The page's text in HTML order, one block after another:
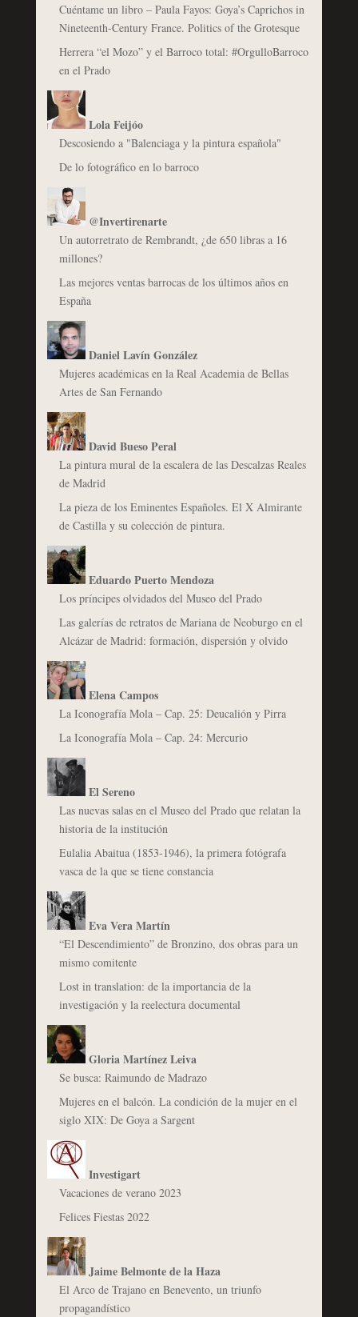
Cuéntame un libro – Paula Fayos: Goya’s Caprichos in
Nineteenth-Century France. Politics of the Grotesque
Herrera “el Mozo” y el Barroco total: #OrgulloBarroco
en el Prado
Lola Feijóo
Descosiendo a "Balenciaga y la pintura española"
De lo fotográfico en lo barroco
@Invertirenarte
Un autorretrato de Rembrandt, ¿de 650 libras a 16
millones?
Las mejores ventas barrocas de los últimos años en
España
Daniel Lavín González
Mujeres académicas en la Real Academia de Bellas
Artes de San Fernando
David Bueso Peral
La pintura mural de la escalera de las Descalzas Reales
de Madrid
La pieza de los Eminentes Españoles. El X Almirante
de Castilla y su colección de pintura.
Eduardo Puerto Mendoza
Los príncipes olvidados del Museo del Prado
Las galerías de retratos de Mariana de Neoburgo en el
Alcázar de Madrid: formación, dispersión y olvido
Elena Campos
La Iconografía Mola – Cap. 25: Deucalión y Pirra
La Iconografía Mola – Cap. 24: Mercurio
El Sereno
Las nuevas salas en el Museo del Prado que relatan la
historia de la institución
Eulalia Abaitua (1853-1946), la primera fotógrafa
vasca de la que se tiene constancia
Eva Vera Martín
“El Descendimiento” de Bronzino, dos obras para un
mismo comitente
Lost in translation: de la importancia de la
investigación y la reelectura documental
Gloria Martínez Leiva
Se busca: Raimundo de Madrazo
Mujeres en el balcón. La condición de la mujer en el
siglo XIX: De Goya a Sargent
Investigart
Vacaciones de verano 2023
Felices Fiestas 2022
Jaime Belmonte de la Haza
El Arco de Trajano en Benevento, un triunfo
propagandístico